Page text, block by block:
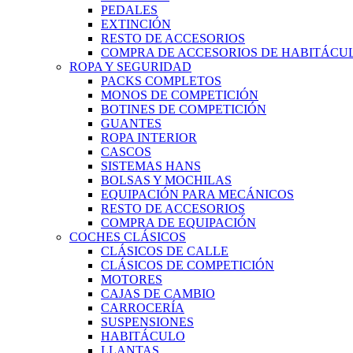
PEDALES
EXTINCIÓN
RESTO DE ACCESORIOS
COMPRA DE ACCESORIOS DE
ROPA Y SEGURIDAD
PACKS COMPLETOS
MONOS DE COMPETICIÓN
BOTINES DE COMPETICIÓN
GUANTES
ROPA INTERIOR
CASCOS
SISTEMAS HANS
BOLSAS Y MOCHILAS
EQUIPACIÓN PARA MECÁNICOS
RESTO DE ACCESORIOS
COMPRA DE EQUIPACIÓN
COCHES CLÁSICOS
CLÁSICOS DE CALLE
CLÁSICOS DE COMPETICIÓN
MOTORES
CAJAS DE CAMBIO
CARROCERÍA
SUSPENSIONES
HABITÁCULO
LLANTAS